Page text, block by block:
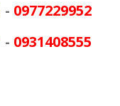
- 0977229952
- 0931408555